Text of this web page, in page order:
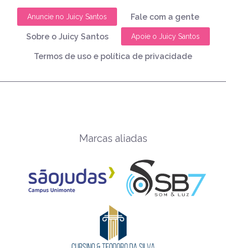
Anuncie no Juicy Santos Fale com a gente
Sobre o Juicy Santos Apoie o Juicy Santos
Termos de uso e política de privacidade
Marcas aliadas